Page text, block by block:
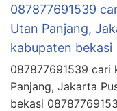
087877691539
Utan Panjang,
kabupaten bekasi
087877691539 cari
Panjang, Jakarta
bekasi